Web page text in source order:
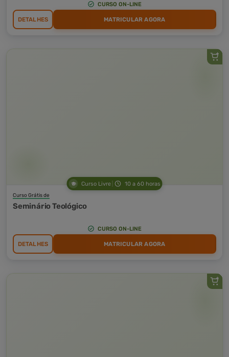
CURSO ON-LINE
DETALHES MATRICULAR AGORA
Curso Livre 10 a 60 horas
Curso Grátis de
Seminário Teológico
CURSO ON-LINE
DETALHES MATRICULAR AGORA